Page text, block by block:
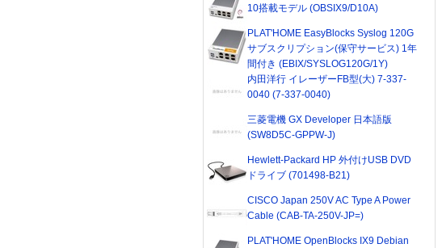
10搭載モデル (OBSIX9/D10A)
PLAT'HOME EasyBlocks Syslog 120G
サブスクリプション(保守サービス) 1年
間付き (EBIX/SYSLOG120G/1Y)
内田洋行 イレーザーFB型(大) 7-337-
0040 (7-337-0040)
三菱電機 GX Developer 日本語版
(SW8D5C-GPPW-J)
Hewlett-Packard HP 外付けUSB DVD
ドライブ (701498-B21)
CISCO Japan 250V AC Type A Power
Cable (CAB-TA-250V-JP=)
PLAT'HOME OpenBlocks IX9 Debian